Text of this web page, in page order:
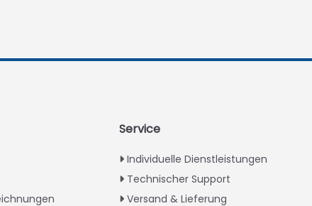
Service
Individuelle Dienstleistungen
Technischer Support
Versand & Lieferung